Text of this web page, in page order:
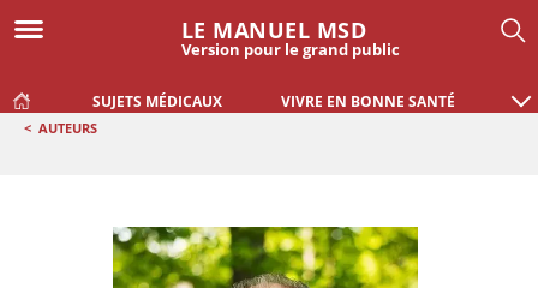
LE MANUEL MSD
Version pour le grand public
SUJETS MÉDICAUX VIVRE EN BONNE SANTÉ
< AUTEURS